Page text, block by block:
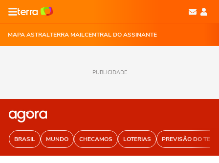
MAPA ASTRALTERRA MAILCENTRAL DO ASSINANTE
PUBLICIDADE
BRASIL MUNDO CHECAMOS LOTERIAS PREVISÃO DO